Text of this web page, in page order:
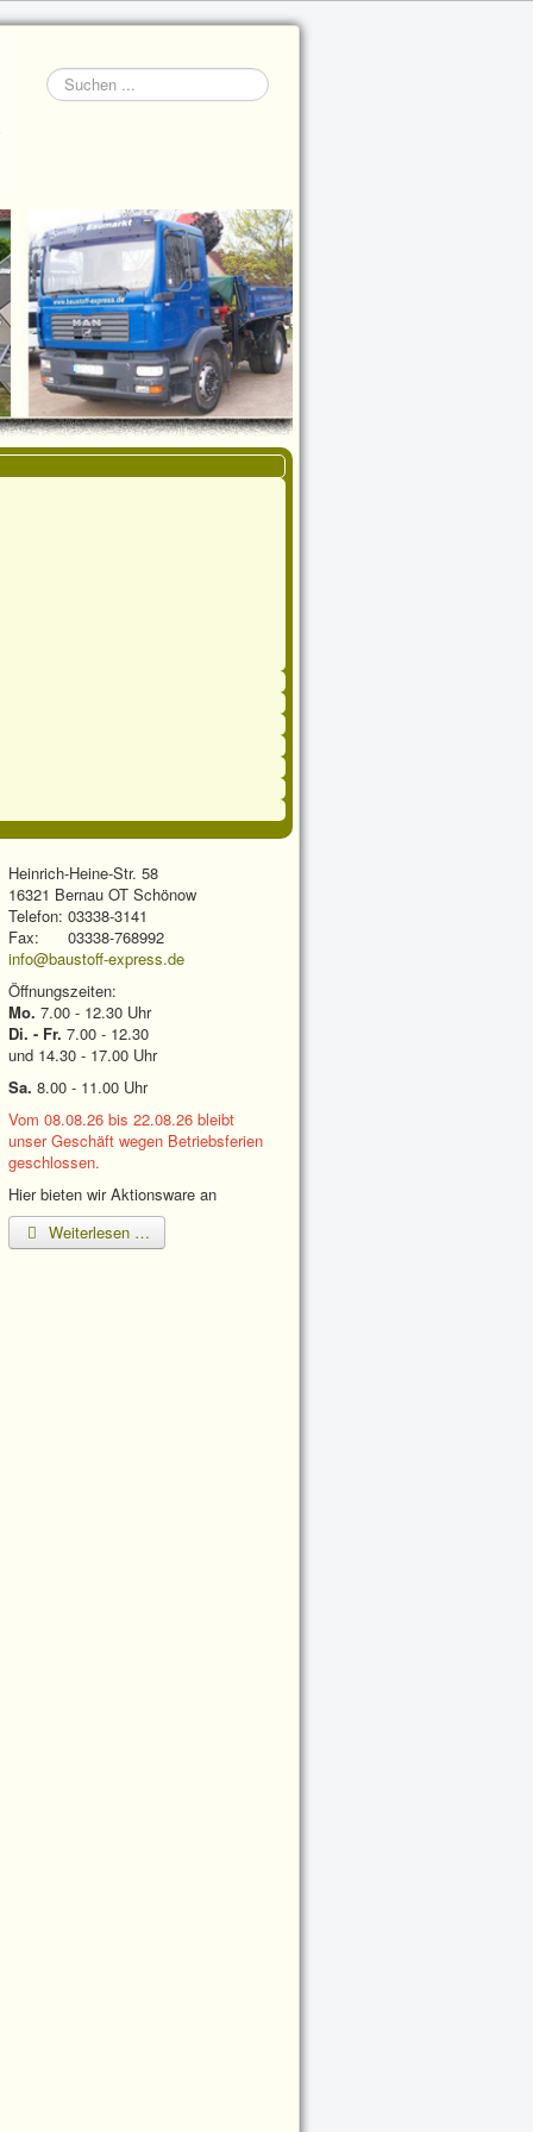
Suchen
...
Heinrich-Heine-Str. 58
16321 Bernau OT Schönow
Telefon: 03338-3141
Fax: 03338-768992
info@baustoff-express.de
Öffnungszeiten:
Mo. 7.00 - 12.30 Uhr
Di. - Fr. 7.00 - 12.30
und 14.30 - 17.00 Uhr
Sa.8.00 - 11.00 Uhr
Vom 08.08.26 bis 22.08.26 bleibt
unser Geschäft wegen Betriebsferien
geschlossen.
Hier bieten wir Aktionsware an
Weiterlesen …